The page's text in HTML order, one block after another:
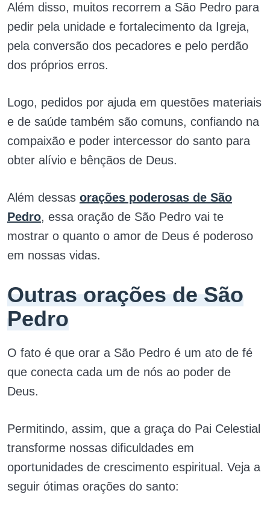
Além disso, muitos recorrem a São Pedro para
pedir pela unidade e fortalecimento da Igreja,
pela conversão dos pecadores e pelo perdão
dos próprios erros.
Logo, pedidos por ajuda em questões materiais
e de saúde também são comuns, confiando na
compaixão e poder intercessor do santo para
obter alívio e bênçãos de Deus.
Além dessas orações poderosas de São
Pedro, essa oração de São Pedro vai te
mostrar o quanto o amor de Deus é poderoso
em nossas vidas.
Outras orações de São
Pedro
O fato é que orar a São Pedro é um ato de fé
que conecta cada um de nós ao poder de
Deus.
Permitindo, assim, que a graça do Pai Celestial
transforme nossas dificuldades em
oportunidades de crescimento espiritual. Veja a
seguir ótimas orações do santo: